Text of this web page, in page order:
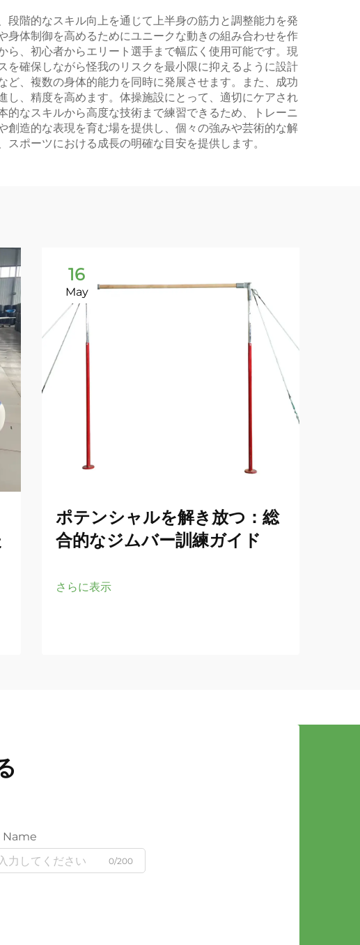
階的なスキル向上を通じて上半身の筋力と調整能力を発
体制御を高めるためにユニークな動きの組み合わせを作
、初心者からエリート選手まで幅広く使用可能です。現
確保しながら怪我のリスクを最小限に抑えるように設計
、複数の身体的能力を同時に発展させます。また、成功
、精度を高めます。体操施設にとって、適切にケアされ
なスキルから高度な技術まで練習できるため、トレーニ
造的な表現を育む場を提供し、個々の強みや芸術的な解
ポーツにおける成長の明確な目安を提供します。
16
May
ポテンシャルを解き放つ：総
合的なジムバー訓練ガイド
さらに表示
Name
0/200